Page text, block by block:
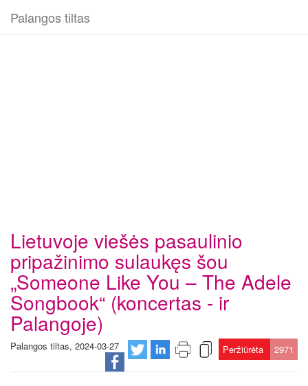
Palangos tiltas
Lietuvoje viešės pasaulinio
pripažinimo sulaukęs šou
„Someone Like You – The Adele
Songbook“ (koncertas - ir
Palangoje)
Palangos tiltas, 2024-03-27 Peržiūrėta 2971